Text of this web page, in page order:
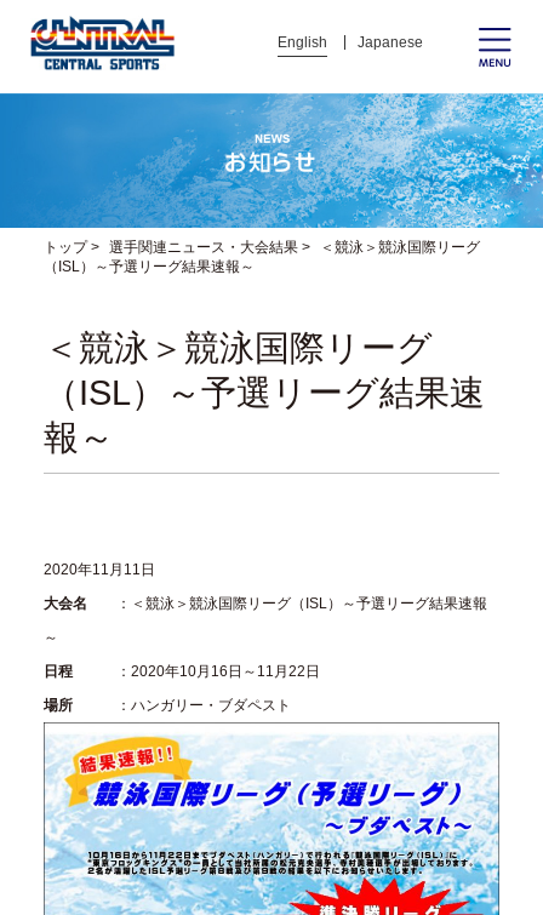
English Japanese
トップ> 選手関連ニュース・大会結果>
＜競泳＞競泳国際リーグ
（ISL）～予選リーグ結果速報～
＜競泳＞競泳国際リーグ
（ISL）～予選リーグ結果速
報～
2020年11月11日
大会名
：＜競泳＞競泳国際リーグ（ISL）～予選リーグ結果速報
～
日程
：2020年10月16日～11月22日
場所
：ハンガリー・ブダペスト